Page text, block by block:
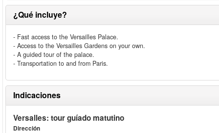
¿Qué incluye?
- Fast access to the Versailles Palace.
- Access to the Versailles Gardens on your own.
- A guided tour of the palace.
- Transportation to and from Paris.
Indicaciones
Versalles: tour guíado matutino
Dirección